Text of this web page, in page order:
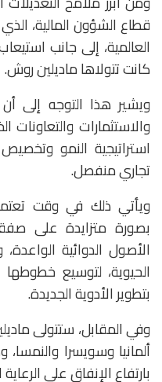
قطاع الشؤون المالية،
العالمية، إلى جانب
كانت تتولاها ماديلين روش.
ويشير هذا التوجه إلى
والاستثمارات والتعاونات
استراتيجية النمو
تجاري منفصل.
ويأتي ذلك في وقت
بصورة متزايدة على
الأصول الدوائية
الحيوية، لتوسيع خطوطها
بتطوير الأدوية الجديدة.
وفي المقابل، ستتولى
ألمانيا وسويسرا
بارتفاع الإنفاق على